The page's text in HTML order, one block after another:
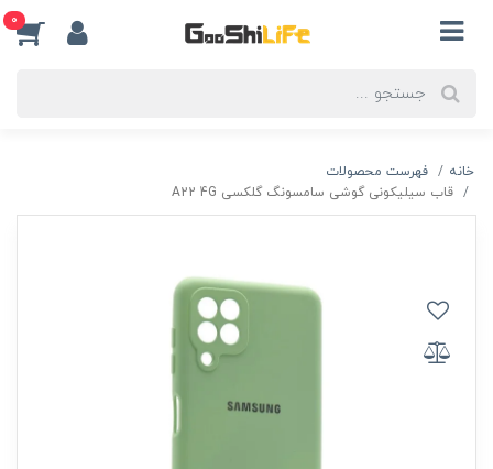
0
خانه
فهرست محصولات
قاب سیلیکونی گوشی سامسونگ گلکسی A22 4G